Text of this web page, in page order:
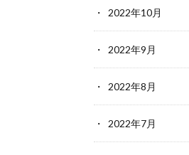
2022年10月
2022年9月
2022年8月
2022年7月